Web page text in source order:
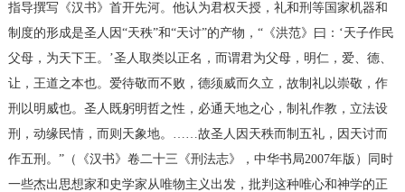
指导撰写《汉书》首开先河。他认为君权天授，礼和刑等国家机器和
制度的形成是圣人因“天秩”和“天讨”的产物，“《洪范》曰：‘天子作民
父母，为天下王。’圣人取类以正名，而谓君为父母，明仁，爱、德、
让，王道之本也。爱待敬而不败，德须威而久立，故制礼以崇敬，作
刑以明威也。圣人既躬明哲之性，必通天地之心，制礼作教，立法设
刑，动缘民情，而则天象地。……故圣人因天秩而制五礼，因天讨而
作五刑。”（《汉书》卷二十三《刑法志》，中华书局2007年版）同时
一些杰出思想家和史学家从唯物主义出发，批判这种唯心和神学的正